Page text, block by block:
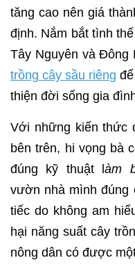
tăng cao nên giá
định. Nắm bắt tình
Tây Nguyên và Đông
trồng cây sầu riêng
thiện đời sống gia
Với những kiến thức
bên trên, hi vọng bà
đúng kỹ thuật làm
vườn nhà mình đúng
tiếc do không am
hại năng suất cây
nông dân có được